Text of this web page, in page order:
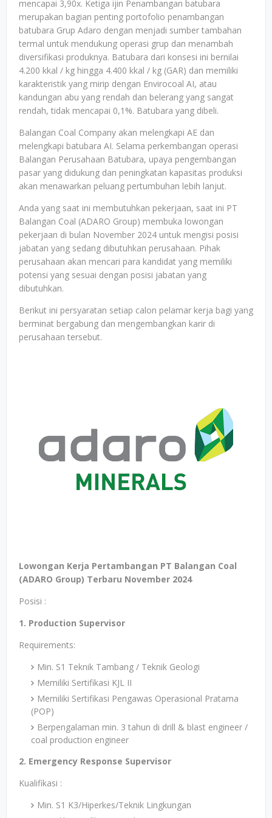
mencapai 3,90x. Ketiga ijin Penambangan batubara
merupakan bagian penting portofolio penambangan
batubara Grup Adaro dengan menjadi sumber tambahan
termal untuk mendukung operasi grup dan menambah
diversifikasi produknya. Batubara dari konsesi ini bernilai
4.200 kkal / kg hingga 4.400 kkal / kg (GAR) dan memiliki
karakteristik yang mirip dengan Envirocoal AI, atau
kandungan abu yang rendah dan belerang yang sangat
rendah, tidak mencapai 0,1%. Batubara yang dibeli.
Balangan Coal Company akan melengkapi AE dan
melengkapi batubara AI. Selama perkembangan operasi
Balangan Perusahaan Batubara, upaya pengembangan
pasar yang didukung dan peningkatan kapasitas produksi
akan menawarkan peluang pertumbuhan lebih lanjut.
Anda yang saat ini membutuhkan pekerjaan, saat ini PT
Balangan Coal (ADARO Group) membuka lowongan
pekerjaan di bulan November 2024 untuk mengisi posisi
jabatan yang sedang dibutuhkan perusahaan. Pihak
perusahaan akan mencari para kandidat yang memiliki
potensi yang sesuai dengan posisi jabatan yang
dibutuhkan.
Berikut ini persyaratan setiap calon pelamar kerja bagi yang
berminat bergabung dan mengembangkan karir di
perusahaan tersebut.
Lowongan Kerja Pertambangan PT Balangan Coal
(ADARO Group) Terbaru November 2024
Posisi :
1. Production Supervisor
Requirements:
Min. S1 Teknik Tambang / Teknik Geologi
Memiliki Sertifikasi KJL II
Memiliki Sertifikasi Pengawas Operasional Pratama
(POP)
Berpengalaman min. 3 tahun di drill & blast engineer /
coal production engineer
2. Emergency Response Supervisor
Kualifikasi :
Min. S1 K3/Hiperkes/Teknik Lingkungan